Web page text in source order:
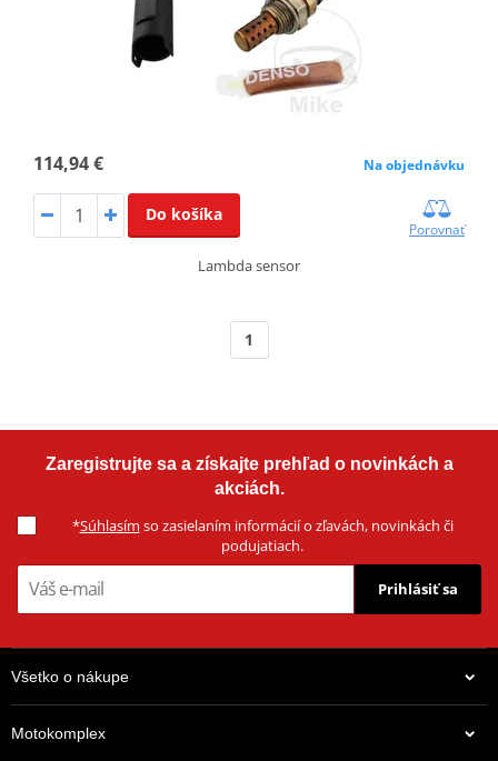
114,94 € Na objednávku
Do košíka
Porovnať
Lambda sensor
1
Zaregistrujte sa a získajte prehľad o novinkách a
akciách.
*Súhlasím so zasielaním informácií o zľavách, novinkách či
podujatiach.
Prihlásiť sa
Všetko o nákupe
Motokomplex